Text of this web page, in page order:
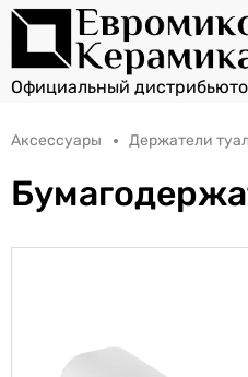
Аксессуары Держатели